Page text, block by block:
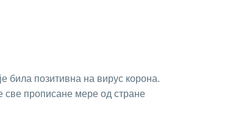
била позитивна на вирус корона.
све прописане мере од стране